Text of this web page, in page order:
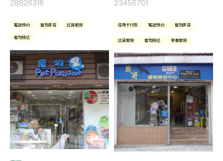
28826318
電話預約 寵物美容 送貨服務
寵物接送
23456701
信用卡付款 電話預約 寵物美容
送貨服務 寵物接送 寄養服務